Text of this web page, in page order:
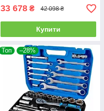
33 678 ₴ 42 098 ₴
Купити
Топ –28%